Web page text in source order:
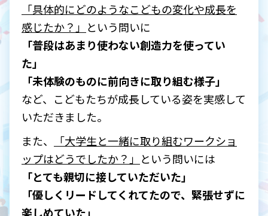
「具体的にどのようなこどもの変化や成長を
感じたか？」 という問いに
「普段はあまり使わない創造力を使ってい
た」
「未体験のものに前向きに取り組む様子」
など、こどもたちが成長している姿を実感して
いただきました。
また、
「大学生と一緒に取り組むワークショ
ップはどうでしたか？」 という問いには
「とても親切に接していただいた」
「優しくリードしてくれてたので、緊張せずに
楽しめていた」